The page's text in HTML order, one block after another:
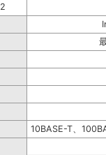
2
10BASE-T、